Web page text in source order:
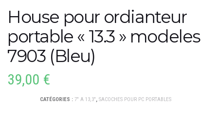
House pour ordianteur
portable « 13.3 » modeles
7903 (Bleu)
39,00 €
CATÉGORIES : 7" A 13,3", SACOCHES POUR PC PORTABLES